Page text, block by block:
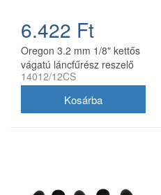
6.422 Ft
Oregon 3.2 mm 1/8" kettős
vágatú láncfűrész reszelő
12 db/doboz
14012/12CS